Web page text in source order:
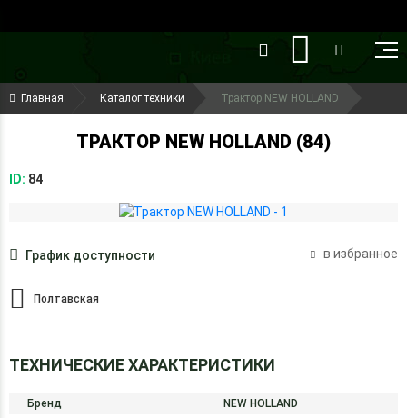
(099) 644-79-22
(050) 416-93-27
Главная Каталог техники Трактор NEW HOLLAND
ТРАКТОР NEW HOLLAND (84)
ID: 84
График доступности в избранное
Полтавская
ТЕХНИЧЕСКИЕ ХАРАКТЕРИСТИКИ
Бренд
NEW HOLLAND